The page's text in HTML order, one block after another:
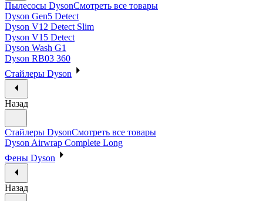
Пылесосы DysonСмотреть все товары
Dyson Gen5 Detect
Dyson V12 Detect Slim
Dyson V15 Detect
Dyson Wash G1
Dyson RB03 360
Стайлеры Dyson
Назад
Стайлеры DysonСмотреть все товары
Dyson Airwrap Complete Long
Фены Dyson
Назад